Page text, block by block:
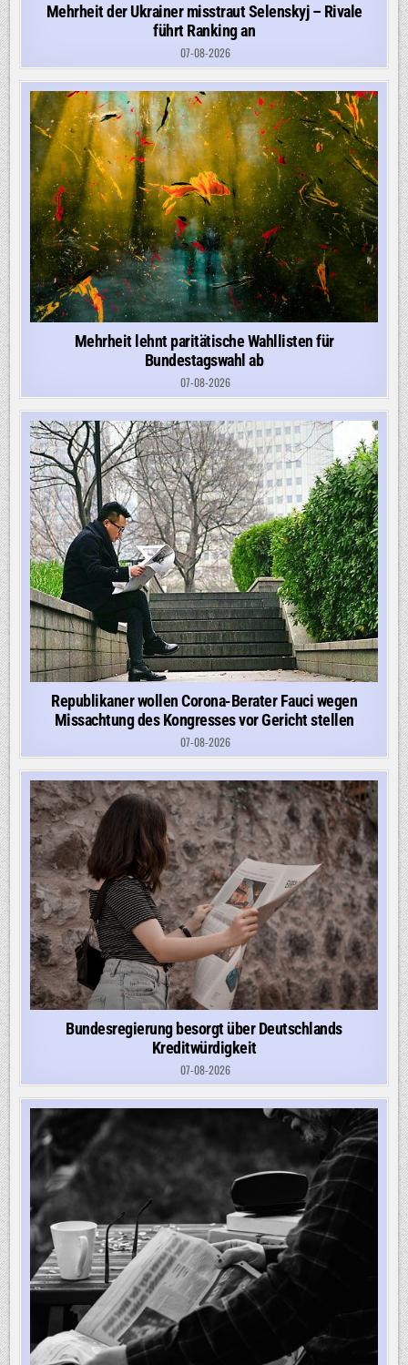
Mehrheit der Ukrainer misstraut Selenskyj – Rivale
führt Ranking an
07-08-2026
Mehrheit lehnt paritätische Wahllisten für
Bundestagswahl ab
07-08-2026
Republikaner wollen Corona-Berater Fauci wegen
Missachtung des Kongresses vor Gericht stellen
07-08-2026
Bundesregierung besorgt über Deutschlands
Kreditwürdigkeit
07-08-2026